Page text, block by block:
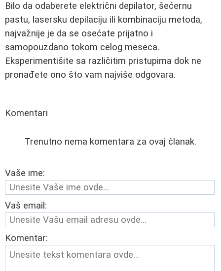
Bilo da odaberete električni depilator, šećernu
pastu, lasersku depilaciju ili kombinaciju metoda,
najvažnije je da se osećate prijatno i
samopouzdano tokom celog meseca.
Eksperimentišite sa različitim pristupima dok ne
pronađete ono što vam najviše odgovara.
Komentari
Trenutno nema komentara za ovaj članak.
Vaše ime:
Vaš email:
Komentar: